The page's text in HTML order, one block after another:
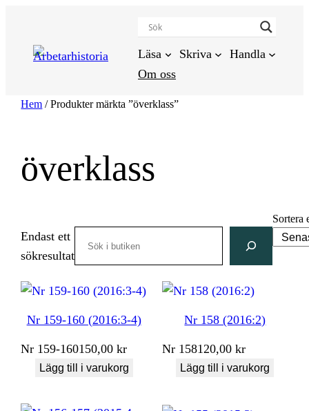
innehåll
Läsa Skriva
Handla
Om oss
Hem / Produkter märkta ”överklass”
överklass
Endast ett
sökresultat
Sortera
Nr 159-160 (2016:3-4)
Nr 159-160150,00kr
Lägg till i varukorg
Nr 158 (2016:2)
Nr 158120,00kr
Lägg till i varukorg